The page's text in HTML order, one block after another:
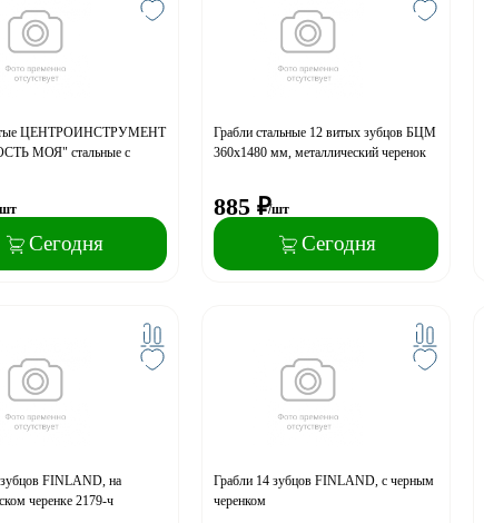
ЦЕНТРОИНСТРУМЕНТ
МОЯ" стальные с
Сегодня
Грабли стальные 12 витых зубцов БЦМ
360х1480 мм, металлический черенок
885 ₽/шт
Сегодня
FINLAND, на
черенке 2179-ч
Грабли 14 зубцов FINLAND, с черным
черенком